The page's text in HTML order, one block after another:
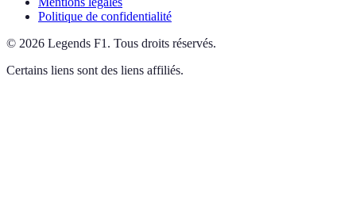
Politique de confidentialité
© 2026 Legends F1 . Tous droits réservés.
Certains liens sont des liens affiliés.